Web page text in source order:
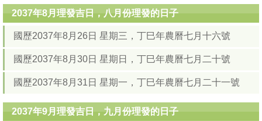
2037年8月理發吉日，八月份理發的日子
國歷2037年8月26日 星期三，丁巳年農曆七月十六號
國歷2037年8月30日 星期日，丁巳年農曆七月二十號
國歷2037年8月31日 星期一，丁巳年農曆七月二十一號
2037年9月理發吉日，九月份理發的日子